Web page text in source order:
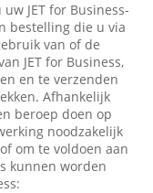
JET for Business-
bestelling die u via
van of de
JET for Business,
en te verzenden
Afhankelijk
beroep doen op
noodzakelijk
om te voldoen aan
kunnen worden